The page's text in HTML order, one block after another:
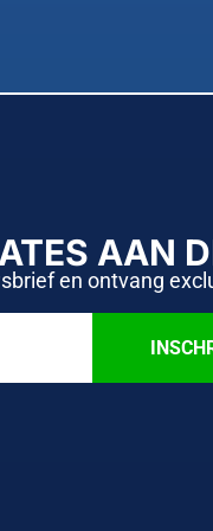
AAN
en ontvang